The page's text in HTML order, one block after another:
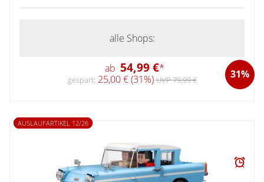
alle Shops:
ab 54,99 €* 31%
gespart: 25,00 € (31%)UVP 79,99 €
AUSLAUFARTIKEL 12/26